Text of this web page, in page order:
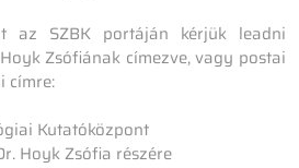
az SZBK portáján kérjük leadni
Zsófiának címezve, vagy postai
címre:
Kutatóközpont
Hoyk Zsófia részére